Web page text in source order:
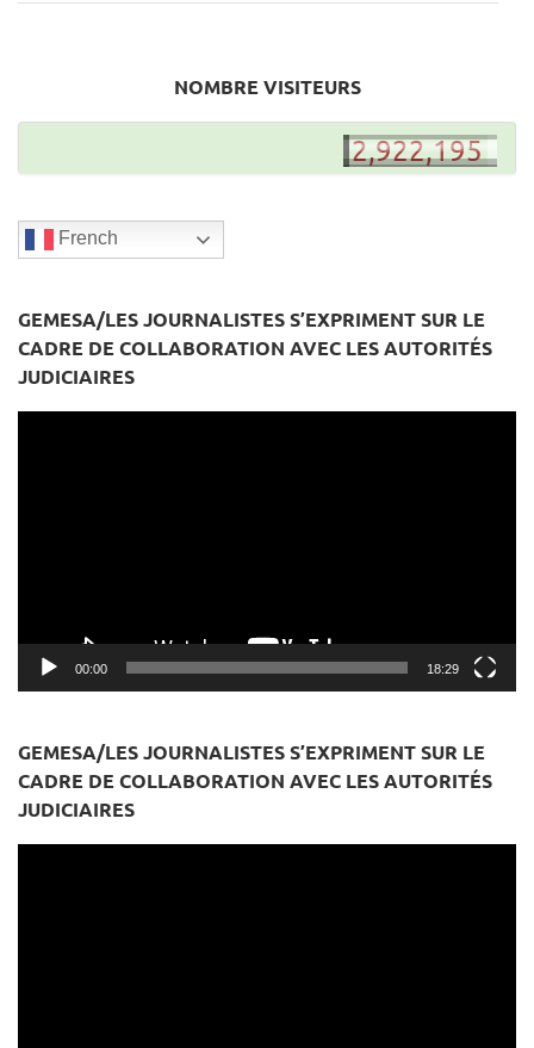
NOMBRE VISITEURS
2,922,195
2,922,194
French
GEMESA/LES JOURNALISTES S’EXPRIMENT SUR LE
CADRE DE COLLABORATION AVEC LES AUTORITÉS
JUDICIAIRES
00:00 18:29
GEMESA/LES JOURNALISTES S’EXPRIMENT SUR LE
CADRE DE COLLABORATION AVEC LES AUTORITÉS
JUDICIAIRES